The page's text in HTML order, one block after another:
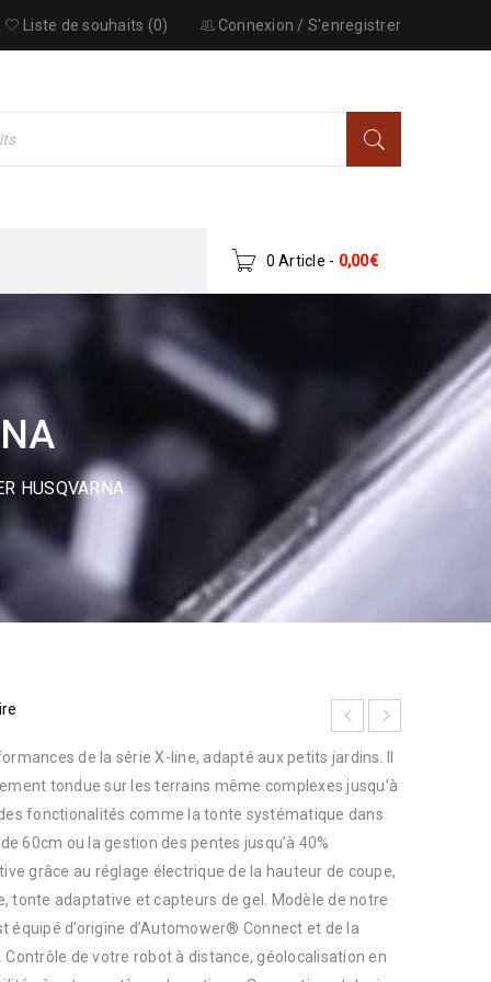
Connexion / S'enregistrer
Liste de souhaits (0)
0 Article - 0,00€
HUSQVARNA
de la série X-line, adapté aux petits jardins. Il
tondue sur les terrains même complexes jusqu’à
fonctionalités comme la tonte systématique dans
60cm ou la gestion des pentes jusqu’à 40%
grâce au réglage électrique de la hauteur de coupe,
tonte adaptative et capteurs de gel. Modèle de notre
équipé d’origine d’Automower® Connect et de la
Contrôle de votre robot à distance, géolocalisation en